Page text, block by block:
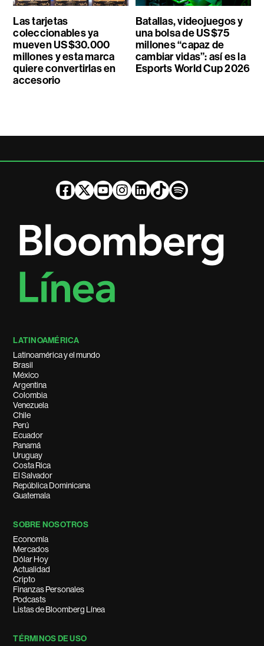
Las tarjetas
coleccionables ya
mueven US$30.000
millones y esta marca
quiere convertirlas en
accesorio
Batallas, videojuegos y
una bolsa de US$75
millones “capaz de
cambiar vidas”: así es la
Esports World Cup 2026
LATINOAMÉRICA
Latinoamérica y el mundo
Brasil
México
Argentina
Colombia
Venezuela
Chile
Perú
Ecuador
Panamá
Uruguay
Costa Rica
El Salvador
República Dominicana
Guatemala
SOBRE NOSOTROS
Economía
Mercados
Dólar Hoy
Actualidad
Cripto
Finanzas Personales
Podcasts
Listas de Bloomberg Línea
TÉRMINOS DE USO